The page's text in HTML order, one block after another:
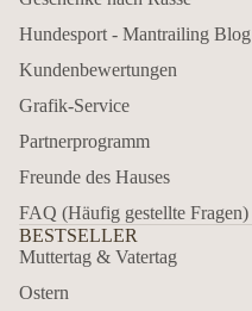
Hundesport - Mantrailing Blog
Kundenbewertungen
Grafik-Service
Partnerprogramm
Freunde des Hauses
FAQ (Häufig gestellte Fragen)
BESTSELLER
Muttertag & Vatertag
Ostern